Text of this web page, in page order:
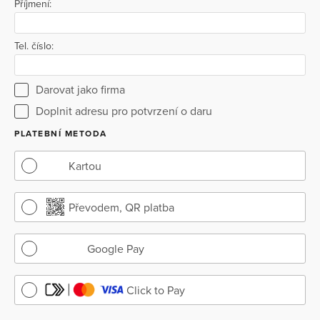
Příjmení:
Tel. číslo:
Darovat jako firma
Doplnit adresu pro potvrzení o daru
PLATEBNÍ METODA
Kartou
Převodem, QR platba
Google Pay
Click to Pay